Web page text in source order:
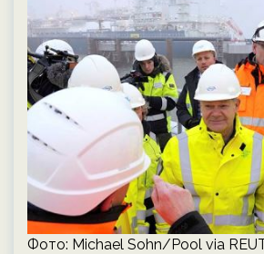
Фото: Michael Sohn/Pool via